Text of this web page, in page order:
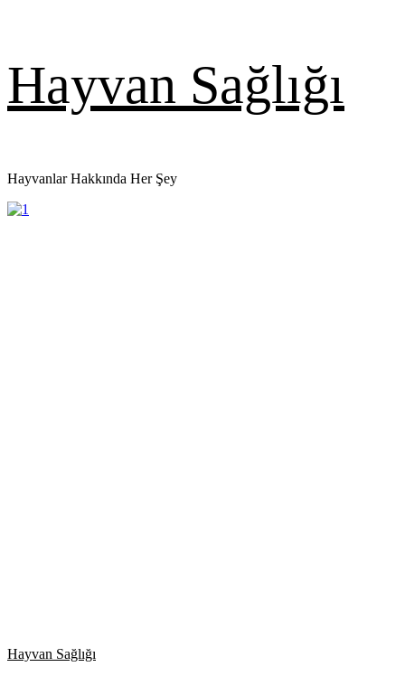
Hayvan Sağlığı
Hayvanlar Hakkında Her Şey
Primary
Hayvan Sağlığı